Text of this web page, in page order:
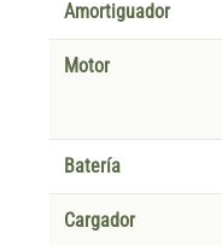
Amortiguador
Motor
Batería
Cargador